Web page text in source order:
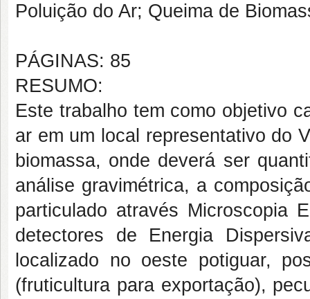
Poluição do Ar; Queima de
PÁGINAS: 85
RESUMO:
Este trabalho tem como objetivo
ar em um local representativo do
biomassa, onde deverá ser
análise gravimétrica, a
particulado através Microscopia
detectores de Energia
localizado no oeste potiguar,
(fruticultura para exportação),